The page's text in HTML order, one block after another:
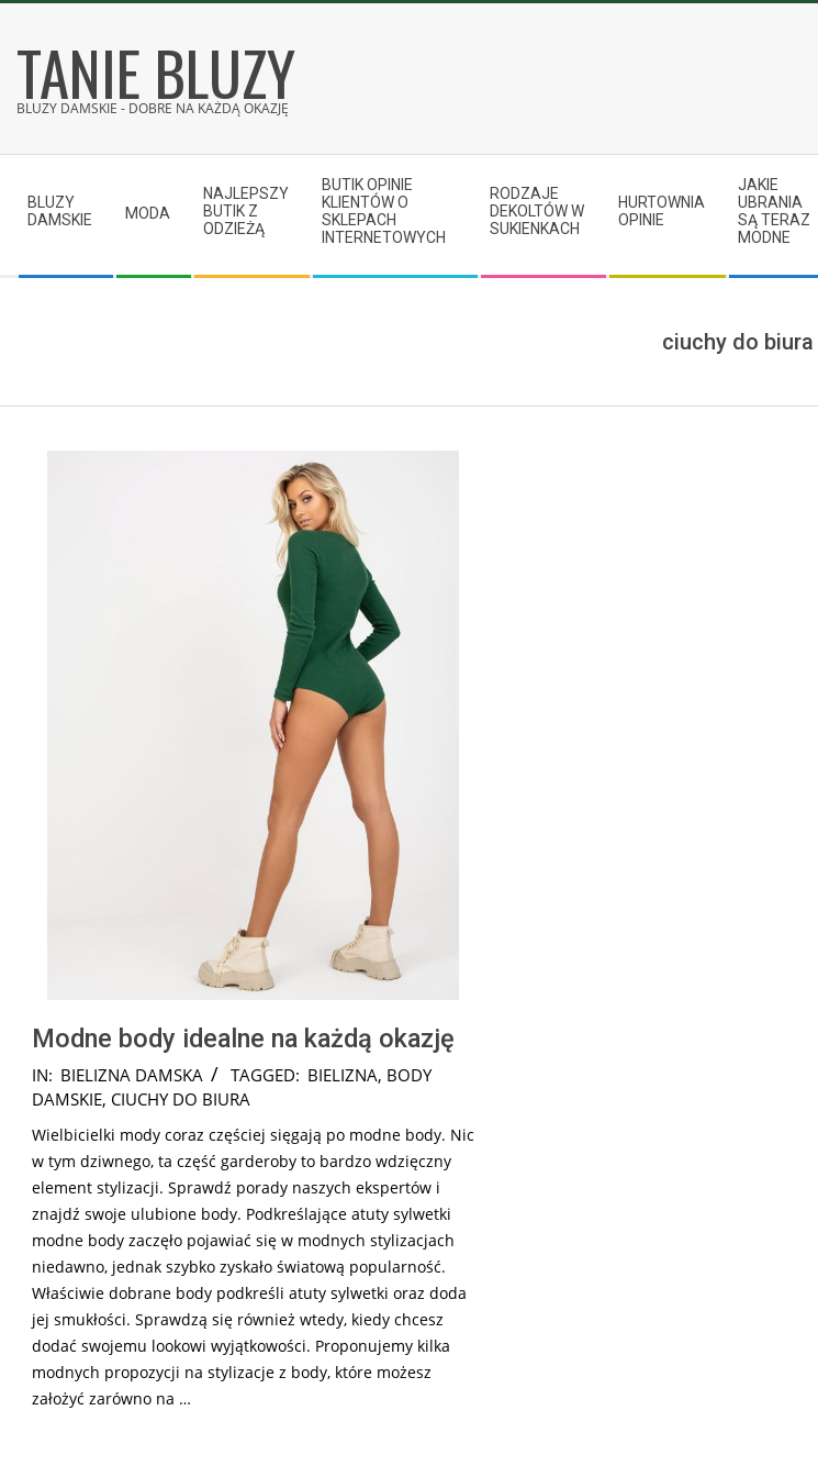
content
TANIE BLUZY
BLUZY DAMSKIE - DOBRE NA KAŻDĄ OKAZJĘ
Navigation
Menu
BLUZY
DAMSKIE
MODA
NAJLEPSZY
BUTIK Z
ODZIEŻĄ
BUTIK OPINIE
KLIENTÓW O
SKLEPACH
INTERNETOWYCH
RODZAJE
DEKOLTÓW W
SUKIENKACH
HURTOWNIA
OPINIE
JAKIE
UBRANIA
SĄ TERAZ
MODNE
ciuchy do biura
Modne body idealne na każdą okazję
2026-
03-
IN: BIELIZNA DAMSKA TAGGED: BIELIZNA, BODY
DAMSKIE, CIUCHY DO BIURA
Wielbicielki mody coraz częściej sięgają po modne body. Nic
w tym dziwnego, ta część garderoby to bardzo wdzięczny
element stylizacji. Sprawdź porady naszych ekspertów i
znajdź swoje ulubione body. Podkreślające atuty sylwetki
modne body zaczęło pojawiać się w modnych stylizacjach
niedawno, jednak szybko zyskało światową popularność.
Właściwie dobrane body podkreśli atuty sylwetki oraz doda
jej smukłości. Sprawdzą się również wtedy, kiedy chcesz
dodać swojemu lookowi wyjątkowości. Proponujemy kilka
modnych propozycji na stylizacje z body, które możesz
założyć zarówno na …